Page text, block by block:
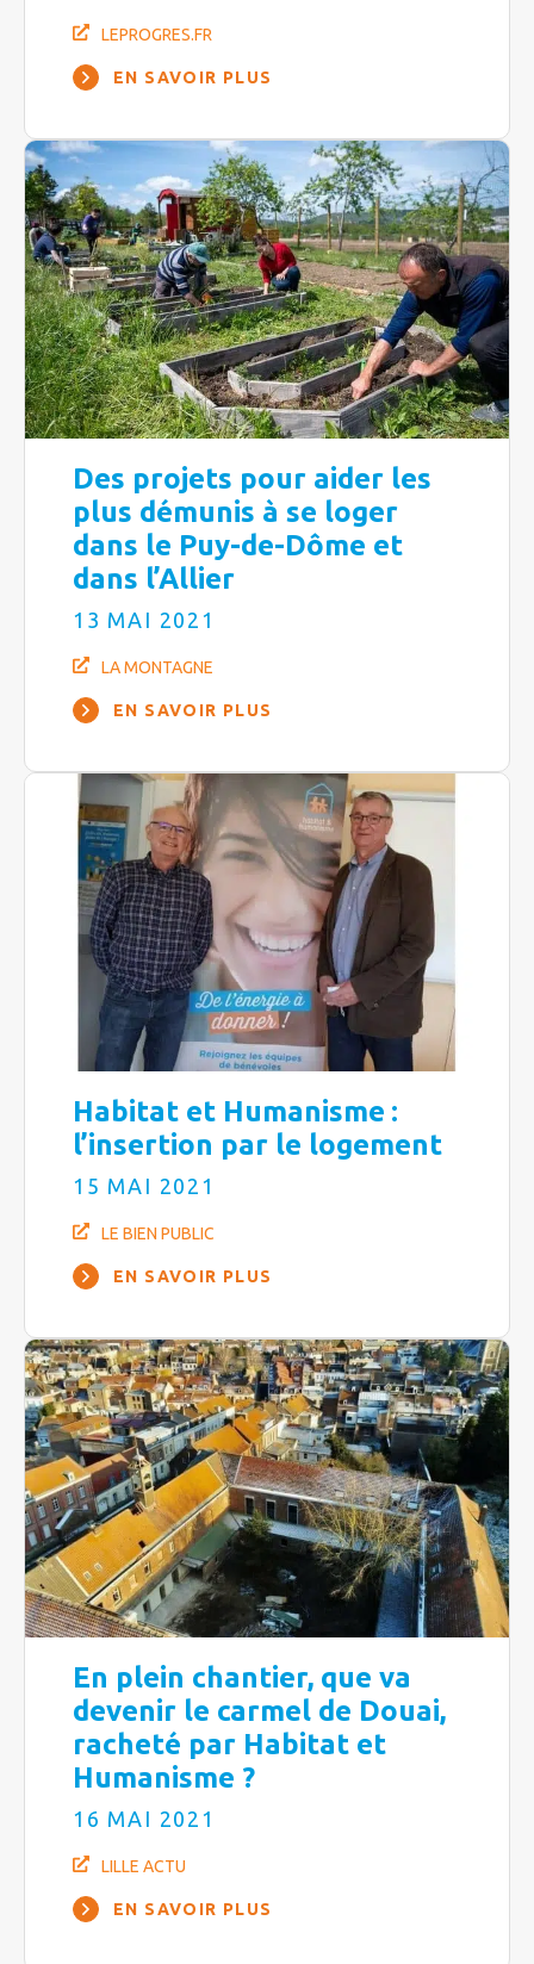
LEPROGRES.FR
EN SAVOIR PLUS
Des projets pour aider les
plus démunis à se loger
dans le Puy-de-Dôme et
dans l’Allier
13 MAI 2021
LA MONTAGNE
EN SAVOIR PLUS
Habitat et Humanisme :
l’insertion par le logement
15 MAI 2021
LE BIEN PUBLIC
EN SAVOIR PLUS
En plein chantier, que va
devenir le carmel de Douai,
racheté par Habitat et
Humanisme ?
16 MAI 2021
LILLE ACTU
EN SAVOIR PLUS